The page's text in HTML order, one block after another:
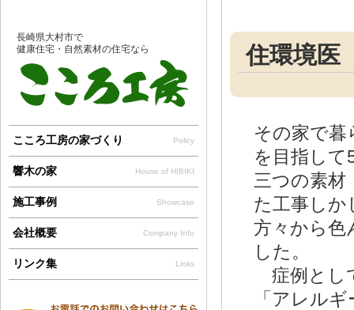
住環境医
その家で
を目指し
三つの素材
た工事しか
方々から色
した。
症例とし
「アレル
長崎県大村市で
健康住宅・自然素材の住宅なら
こころ工房の家づくり Policy
響木の家 House of HIBIKI
施工事例 Showcase
会社概要 Company Info
リンク集 Links